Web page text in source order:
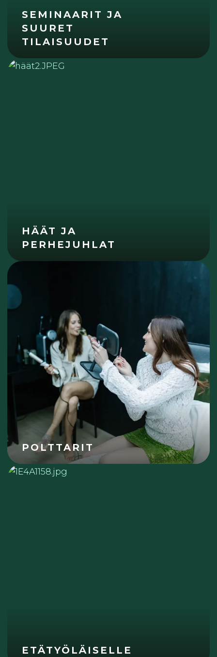
SEMINAARIT JA
SUURET
TILAISUUDET
HÄÄT JA
PERHEJUHLAT
POLTTARIT
ETÄTYÖLÄISELLE